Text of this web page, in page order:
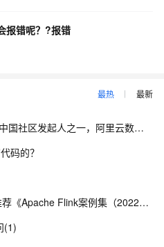
报错呢？?报错
最热 最新
【大咖问答】对话PostgreSQL 中国社区发起人之一，阿里云数据库高级专家 德哥
码的？
【藏经阁一起读（27）】本周推荐《Apache Flink案例集（2022版）》，你有哪些心得？
(1)